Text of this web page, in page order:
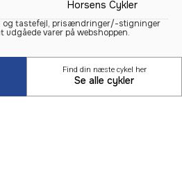
Horsens Cykler
og tastefejl, prisændringer/-stigninger
varer på webshoppen.
Find din næste cykel her
Se alle cykler